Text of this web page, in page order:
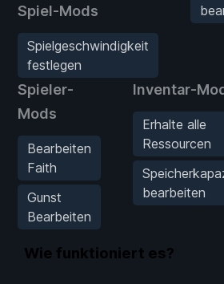
Spiel-Mods
Spielgeschwindigkeit
festlegen
Spieler-
Mods
Bearbeiten
Faith
Gunst
Bearbeiten
Inventar-
Erhalte alle
Ressourcen
bearbeiten
Wie funktioniert es?